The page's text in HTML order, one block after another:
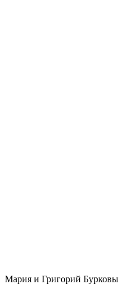
Мария и Григорий Бурковы